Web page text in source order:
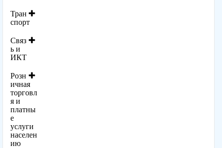
Тран
спорт
Связ
ь и
ИКТ
Розн
ичная
торговл
я и
платны
е
услуги
населен
ию